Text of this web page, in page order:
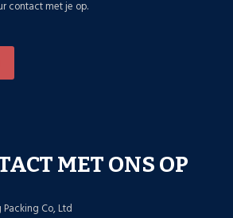
contact met je op.
MET ONS OP
Co, Ltd